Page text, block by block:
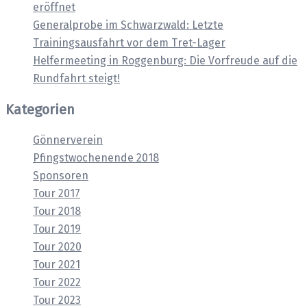
eröffnet
Generalprobe im Schwarzwald: Letzte
Trainingsausfahrt vor dem Tret-Lager
Helfermeeting in Roggenburg: Die Vorfreude auf die
Rundfahrt steigt!
Kategorien
Gönnerverein
Pfingstwochenende 2018
Sponsoren
Tour 2017
Tour 2018
Tour 2019
Tour 2020
Tour 2021
Tour 2022
Tour 2023